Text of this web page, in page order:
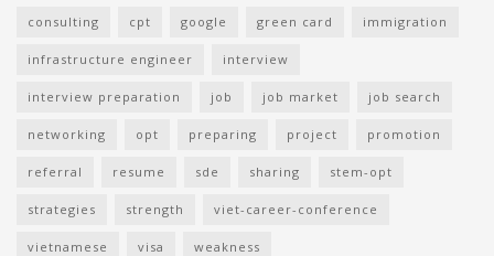
consulting cpt google green card immigration
infrastructure engineer interview
interview preparation job job market job search
networking opt preparing project promotion
referral resume sde sharing stem-opt
strategies strength viet-career-conference
vietnamese visa weakness